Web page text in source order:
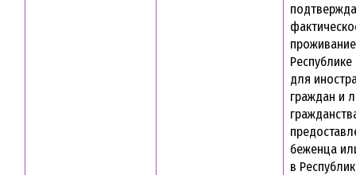
для
граждан и
беженца
в